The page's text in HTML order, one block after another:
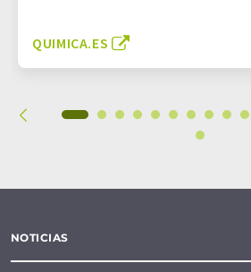
QUIMICA.ES
NOTICIAS